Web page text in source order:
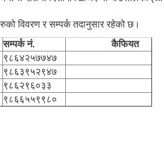
विवरण र सम्पर्क तदानुसार रहेको छ।
सम्पर्क नं.
कैफियत
९८६४२५७७४७
९८६३९५२९४७
९८६२९६०३३
९८६६५५९९८०